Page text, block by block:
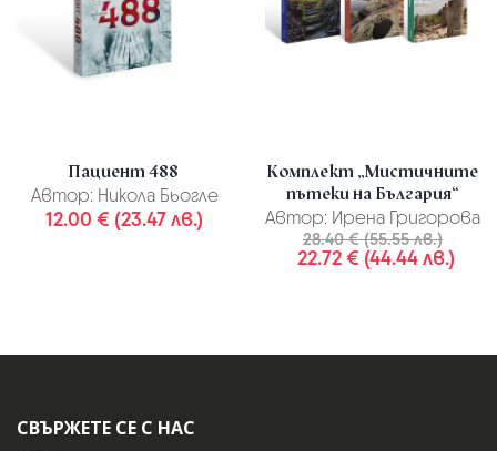
Пациент 488
Автор: Никола Бьогле
12.00 € (23.47 лв.)
Комплект „Мистичните
пътеки на България“
Автор: Ирена Григорова
28.40 € (55.55 лв.)
22.72 € (44.44 лв.)
СВЪРЖЕТЕ СЕ С НАС